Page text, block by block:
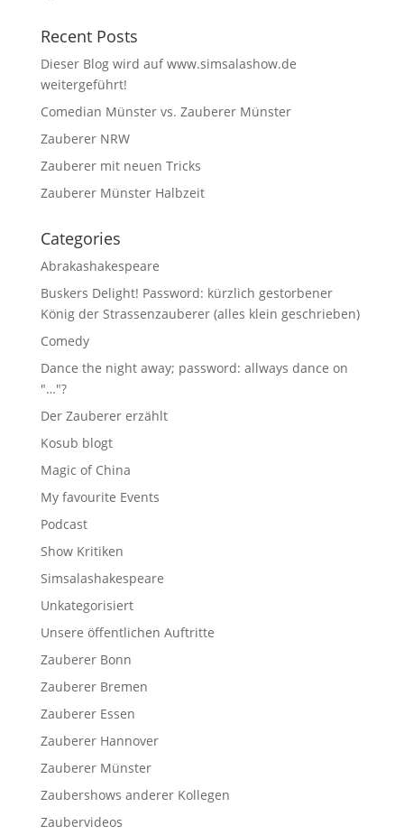
Recent Posts
Dieser Blog wird auf www.simsalashow.de
weitergeführt!
Comedian Münster vs. Zauberer Münster
Zauberer NRW
Zauberer mit neuen Tricks
Zauberer Münster Halbzeit
Categories
Abrakashakespeare
Buskers Delight! Password: kürzlich gestorbener
König der Strassenzauberer (alles klein geschrieben)
Comedy
Dance the night away; password: allways dance on
"…"?
Der Zauberer erzählt
Kosub blogt
Magic of China
My favourite Events
Podcast
Show Kritiken
Simsalashakespeare
Unkategorisiert
Unsere öffentlichen Auftritte
Zauberer Bonn
Zauberer Bremen
Zauberer Essen
Zauberer Hannover
Zauberer Münster
Zaubershows anderer Kollegen
Zaubervideos